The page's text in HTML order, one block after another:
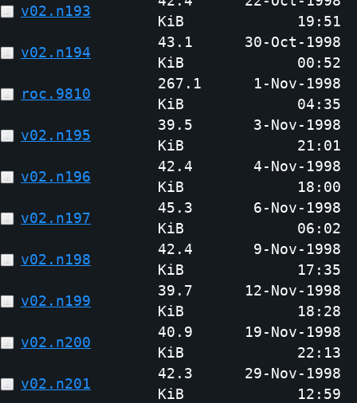
v02.n193
KiB
19:51
v02.n194
43.1
KiB
30-Oct-1998
00:52
roc.9810
267.1
KiB
1-Nov-1998
04:35
v02.n195
39.5
KiB
3-Nov-1998
21:01
v02.n196
42.4
KiB
4-Nov-1998
18:00
v02.n197
45.3
KiB
6-Nov-1998
06:02
v02.n198
42.4
KiB
9-Nov-1998
17:35
v02.n199
39.7
KiB
12-Nov-1998
18:28
v02.n200
40.9
KiB
19-Nov-1998
22:13
v02.n201
42.3
KiB
29-Nov-1998
12:59